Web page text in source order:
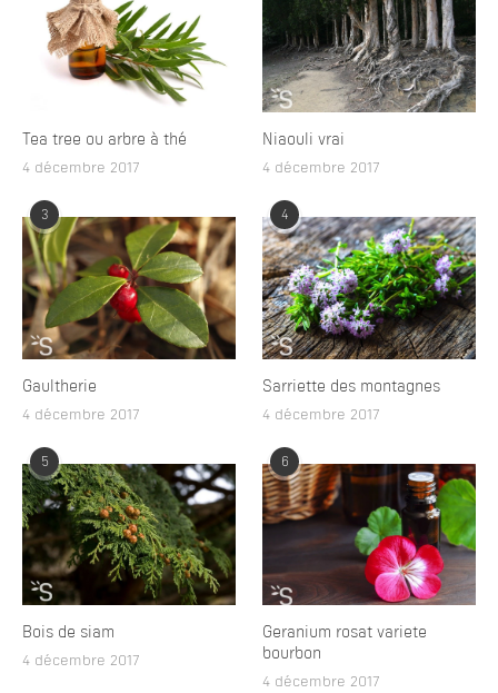
Tea tree ou arbre à thé
4 décembre 2017
Niaouli vrai
4 décembre 2017
3
Gaultherie
4 décembre 2017
4
Sarriette des montagnes
4 décembre 2017
5
Bois de siam
4 décembre 2017
6
Geranium rosat variete
bourbon
4 décembre 2017